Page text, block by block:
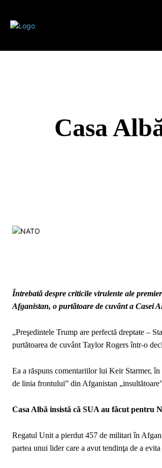
Casa
Întrebată despre criticile virulente ale
Afganistan, o purtătoare de cuvânt a Casei
„Preşedintele Trump are perfectă dreptate –
purtătoarea de cuvânt Taylor Rogers într-o
Ea a răspuns comentariilor lui Keir Starmer,
de linia frontului” din Afganistan
Casa Albă insistă că SUA au făcut pentru
Regatul Unit a pierdut 457 de militari în
partea unui lider care a avut tendinţa de a